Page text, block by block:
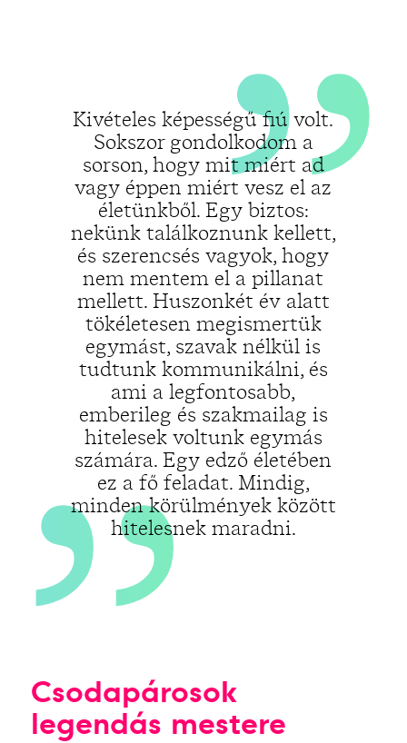
Kivételes képességű fiú volt.
Sokszor gondolkodom a
sorson, hogy mit miért ad
vagy éppen miért vesz el az
életünkből. Egy biztos:
nekünk találkoznunk kellett,
és szerencsés vagyok, hogy
nem mentem el a pillanat
mellett. Huszonkét év alatt
tökéletesen megismertük
egymást, szavak nélkül is
tudtunk kommunikálni, és
ami a legfontosabb,
emberileg és szakmailag is
hitelesek voltunk egymás
számára. Egy edző életében
ez a fő feladat. Mindig,
minden körülmények között
hitelesnek maradni.
„
Csodapárosok
legendás mestere